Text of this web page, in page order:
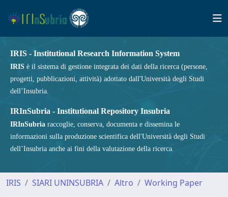
IRIS - Institutional Research Information System
IRIS è il sistema di gestione integrata dei dati della ricerca (persone,
progetti, pubblicazioni, attività) adottato dall'Università degli Studi
dell’Insubria.
IRInSubria - Institutional Repository Insubria
IRInSubria raccoglie, conserva, documenta e dissemina le
informazioni sulla produzione scientifica dell'Università degli Studi
dell’Insubria anche ai fini della valutazione della ricerca.
IRIS SIARI UNINSUBRIA Altro Working Paper